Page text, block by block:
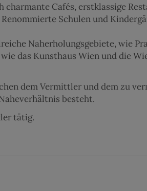
Cafés, erstklassige
Schulen und
Naherholungsgebiete, wie
das Kunsthaus Wien und die
dem Vermittler und dem zu
besteht.
tätig.